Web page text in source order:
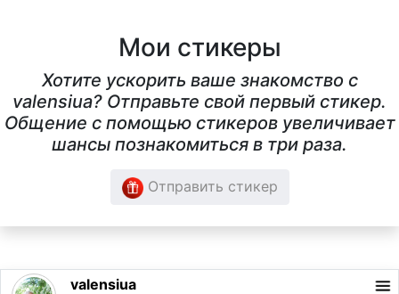
Мои стикеры
Хотите ускорить ваше знакомство с
valensiua? Отправьте свой первый стикер.
Общение с помощью стикеров увеличивает
шансы познакомиться в три раза.
Отправить стикер
valensiua